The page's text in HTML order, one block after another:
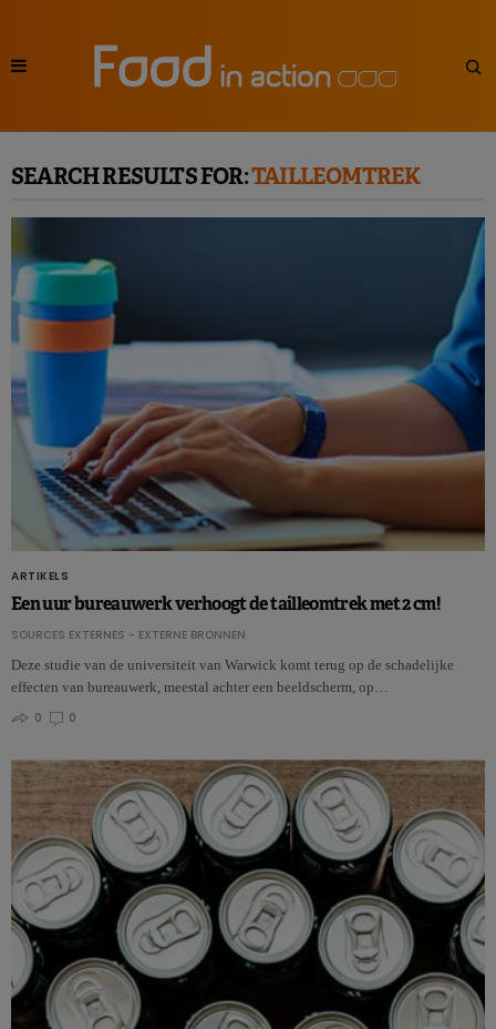
SEARCH RESULTS FOR:TAILLEOMTREK
ARTIKELS
Een uur bureauwerk verhoogt de tailleomtrek met 2 cm!
SOURCES EXTERNES - EXTERNE BRONNEN
Deze studie van de universiteit van Warwick komt terug op de schadelijke
effecten van bureauwerk, meestal achter een beeldscherm, op…
0
0